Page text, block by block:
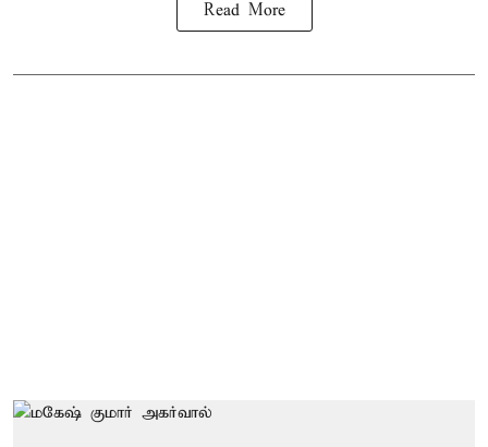
Read More